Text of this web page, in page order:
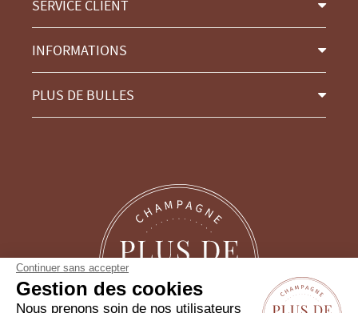
SERVICE CLIENT
INFORMATIONS
PLUS DE BULLES
Continuer sans accepter
Gestion des cookies
Nous prenons soin de nos utilisateurs